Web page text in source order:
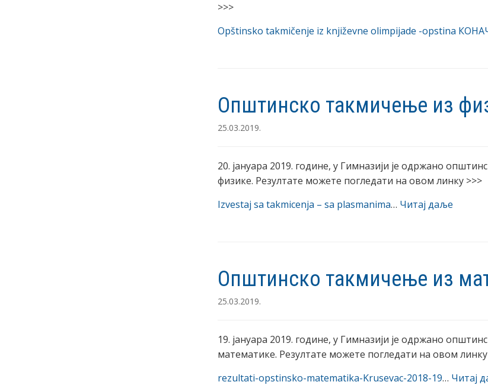
>>>
Opštinsko takmičenje iz književne olimpijade -opstina
Општинско такмичење из
25.03.2019.
20. јануара 2019. године, у Гимназији је одржано
физике. Резултате можете погледати на овом линку >>>
Izvestaj sa takmicenja – sa plasmanima… Читај даље
Општинско такмичење из
25.03.2019.
19. јануара 2019. године, у Гимназији је одржано
математике. Резултате можете погледати на овом
rezultati-opstinsko-matematika-Krusevac-2018-19… Читај